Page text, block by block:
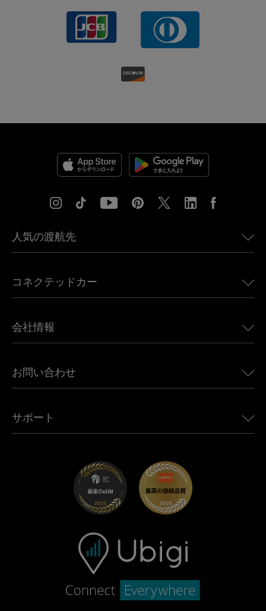
人気の渡航先
ヨーロッパ向けeSIM
カナダ向けeSIM
アフリカ向けeSIM
すべての目的地を見る
コネクテッドカー
Land Rover向けUbigi
Jeep向けUbigi
Mini向けUbigi
Maserati向けUbigi
会社情報
Ubigi関連プレス
Ubigiアプリ
お問い合わせ
アフェリエイトプログラム
サポート
トラブルシューティング
ヘルプセンター
お問い合わせ先